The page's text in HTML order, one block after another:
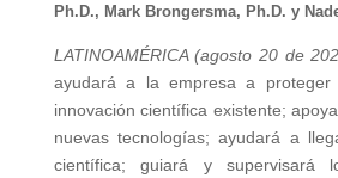
Ph.D., Mark Brongersma, Ph.D. y
LATINOAMÉRICA (agosto 20 de
ayudará a la empresa a
innovación científica existente;
nuevas tecnologías; ayudará a
científica; guiará y supervisará